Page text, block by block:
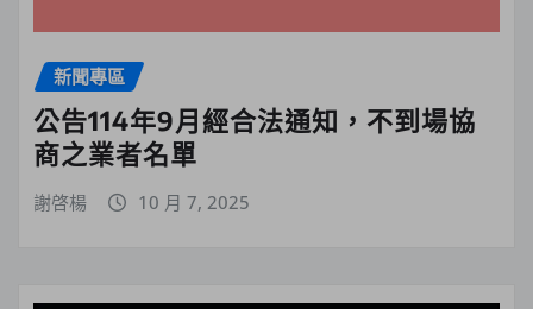
新聞專區
公告114年9月經合法通知，不到場協
商之業者名單
謝啓楊 10 月 7, 2025